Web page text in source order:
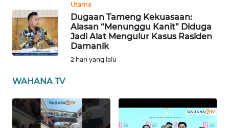
Utama
Dugaan Tameng Kekuasaan:
Alasan “Menunggu Kanit” Diduga
Jadi Alat Mengulur Kasus Rasiden
Damanik
2 hari yang lalu
WAHANA TV
WN
BENGKULU
WN
JATENG